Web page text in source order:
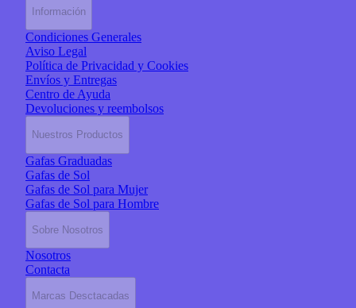
Información
Condiciones Generales
Aviso Legal
Política de Privacidad y Cookies
Envíos y Entregas
Centro de Ayuda
Devoluciones y reembolsos
Nuestros Productos
Gafas Graduadas
Gafas de Sol
Gafas de Sol para Mujer
Gafas de Sol para Hombre
Sobre Nosotros
Nosotros
Contacta
Marcas Desctacadas